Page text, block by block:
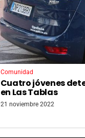
Comunidad
Cuatro jóvenes
en Las Tablas
21 noviembre 2022